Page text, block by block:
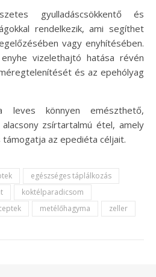
gyulladáscsökkentő és
rendelkezik, ami segíthet
vagy enyhítésében.
vizelethajtó hatása révén
és az epehólyag
leves könnyen emészthető,
zsírtartalmú étel, amely
az epediéta céljait.
egészséges táplálkozás
koktélparadicsom
metélőhagyma zeller